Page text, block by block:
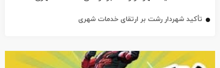
تأکید شهردار رشت بر ارتقای خدمات شهری